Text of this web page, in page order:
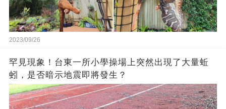
2023/09/26
罕見現象！台東一所小學操場上突然出現了大量蚯
蚓，是否暗示地震即將發生？